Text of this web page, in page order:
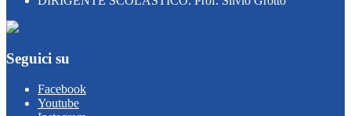
Seguici su
Facebook
Youtube